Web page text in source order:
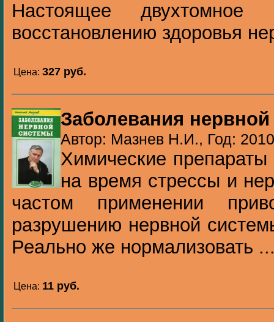
Настоящее двухтомное
восстановлению здоровья
Цена: 327 pуб.
Заболевания
Автор: Мазнев Н.И., Год: 2010
Химические препараты
на время стрессы и
частом применении
разрушению нервной
Реально же нормализовать
Цена: 11 pуб.